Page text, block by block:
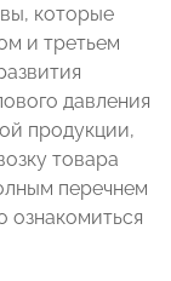
которые
и третьем
давления
продукции,
товара
перечнем
ознакомиться